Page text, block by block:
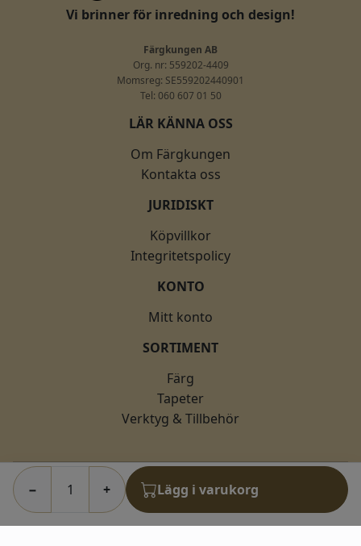
− + Lägg i varukorg
Vi brinner för inredning och design!
Färgkungen AB
Org. nr: 559202-4409
Momsreg: SE559202440901
Tel: 060 607 01 50
LÄR KÄNNA OSS
Om Färgkungen
Kontakta oss
JURIDISKT
Köpvillkor
Integritetspolicy
KONTO
Mitt konto
SORTIMENT
Färg
Tapeter
Verktyg & Tillbehör
© 2026 fargkungen.se